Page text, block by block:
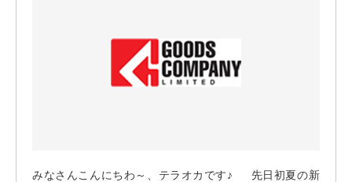
みなさんこんにちわ～、テラオカです♪ 先日初夏の新